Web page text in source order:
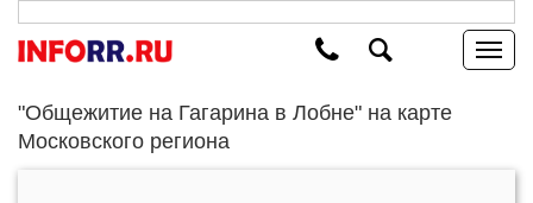
"Общежитие на Гагарина в Лобне" на карте
Московского региона